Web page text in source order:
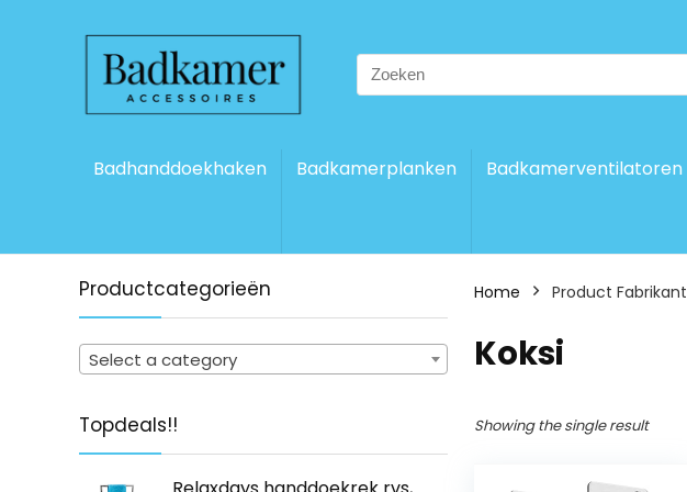
Search
for:
Badhanddoekhaken Badkamerplanken Badkamerventilatoren
Productcategorieën
Select a category
Topdeals!!
Home Product Fabrikant
‎Koksi
Showing the single result